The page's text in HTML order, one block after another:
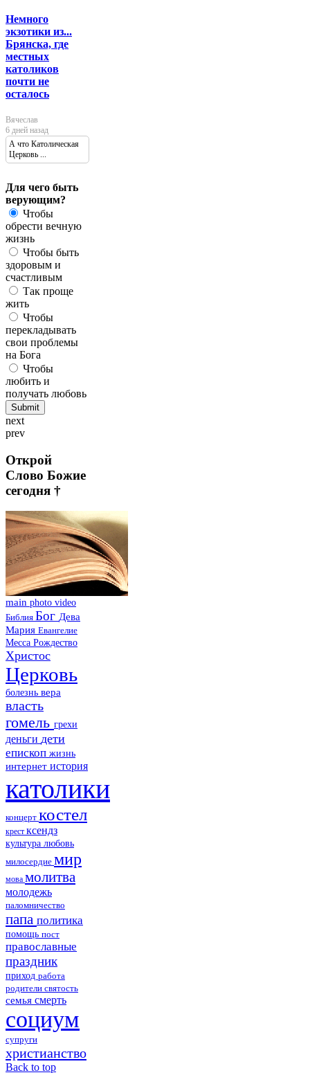
Немного
экзотики из...
Брянска, где
местных
католиков
почти не
осталось
Вячеслав
6 дней назад
А что Католическая
Церковь ...
Для чего быть
верующим?
Чтобы
обрести вечную
жизнь
Чтобы быть
здоровым и
счастливым
Так проще
жить
Чтобы
перекладывать
свои проблемы
на Бога
Чтобы
любить и
получать любовь
next
prev
Открой
Слово Божие
сегодня †
main photo video
Библия Бог Дева
Мария Евангелие
Месса Рождество
Христос
Церковь
болезнь вера
власть
гомель грехи
деньги дети
епископ жизнь
интернет история
католики
концерт костел
крест ксендз
культура любовь
милосердие мир
мова молитва
молодежь
паломничество
папа политика
помощь пост
православные
праздник
приход работа
родители святость
семья смерть
социум
супруги
христианство
Back to top